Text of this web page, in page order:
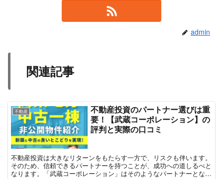
admin
関連記事
不動産
不動産投資のパートナー選びは重
要！【武蔵コーポレーション】の
評判と実際の口コミ
不動産投資は大きなリターンをもたらす一方で、リスクも伴います。
そのため、信頼できるパートナーを持つことが、成功への道しるべと
なります。「武蔵コーポレーション」はそのようなパートナーとなる